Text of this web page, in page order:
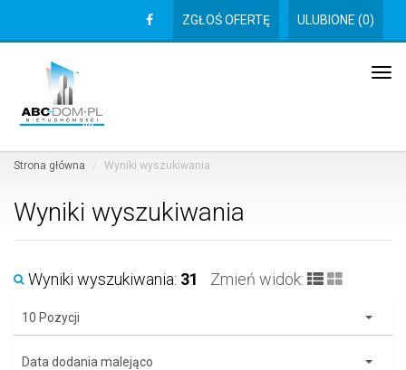
ZGŁOŚ OFERTĘ ULUBIONE (0)
Strona główna Wyniki wyszukiwania
Wyniki wyszukiwania
Wyniki wyszukiwania: 31 Zmień widok:
10 Pozycji
Data dodania malejąco